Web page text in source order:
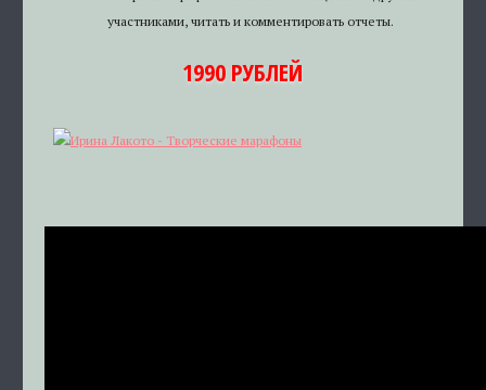
участниками, читать и комментировать отчеты.
1990 РУБЛЕЙ